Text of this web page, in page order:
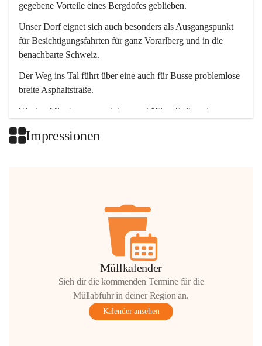
gegebene Vorteile eines Bergdofes geblieben.
Unser Dorf eignet sich auch besonders als Ausgangspunkt
für Besichtigungsfahrten für ganz Vorarlberg und in die
benachbarte Schweiz.
Der Weg ins Tal führt über eine auch für Busse problemlose
breite Asphaltstraße.
Wenige Minuten nur, und das geschäftige Treiben der
Impressionen
Müllkalender
Sieh dir die kommenden Termine für die
Müllabfuhr in deiner Region an.
Kalender ansehen